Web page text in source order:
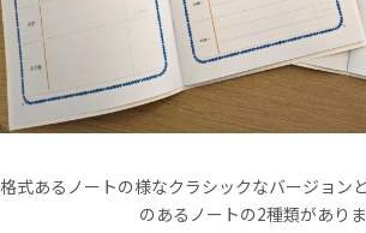
格式あるノートの様なクラシックなバージョン
のあるノートの2種類がありま